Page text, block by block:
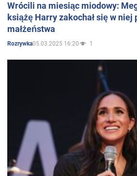
Wrócili na miesiąc miodowy:
książę Harry zakochał się w
małżeństwa
Rozrywka05.03.2025 16:20 1